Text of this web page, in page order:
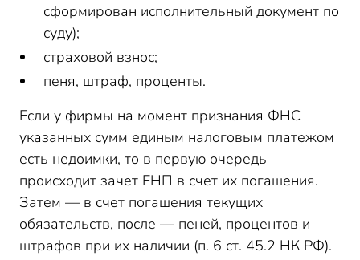
сформирован исполнительный документ по
суду);
страховой взнос;
пеня, штраф, проценты.
Если у фирмы на момент признания ФНС
указанных сумм единым налоговым платежом
есть недоимки, то в первую очередь
происходит зачет ЕНП в счет их погашения.
Затем — в счет погашения текущих
обязательств, после — пеней, процентов и
штрафов при их наличии (п. 6 ст. 45.2 НК РФ).